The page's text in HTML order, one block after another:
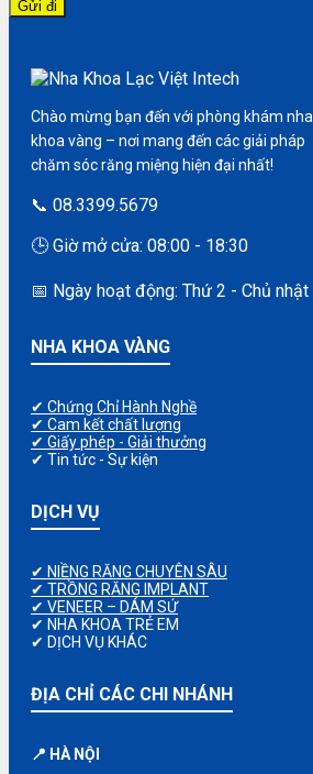
Chào mừng bạn đến với phòng khám nha
khoa vàng – nơi mang đến các giải pháp
chăm sóc răng miệng hiện đại nhất!
📞 08.3399.5679
🕒 Giờ mở cửa: 08:00 - 18:30
📅 Ngày hoạt động: Thứ 2 - Chủ nhật
NHA KHOA VÀNG
✔ Chứng Chỉ Hành Nghề
✔ Cam kết chất lượng
✔ Giấy phép - Giải thưởng
✔ Tin tức - Sự kiện
DỊCH VỤ
✔ NIỀNG RĂNG CHUYÊN SÂU
✔ TRỒNG RĂNG IMPLANT
✔ VENEER – DÁM SỨ
✔ NHA KHOA TRẺ EM
✔ DỊCH VỤ KHÁC
ĐỊA CHỈ CÁC CHI NHÁNH
📍 HÀ NỘI